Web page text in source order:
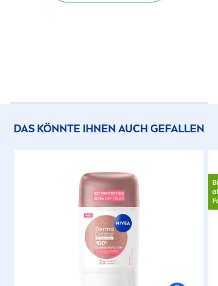
DAS KÖNNTE IHNEN AUCH GEFALLEN